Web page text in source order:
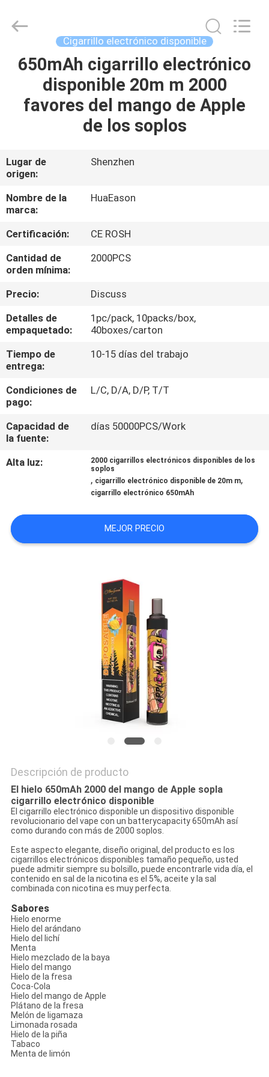
HOGAR
PRODUCTOS
SOBRE
NOSOTROS
VIAJE
DE
LA
FÁBRICA
CONTROL
DE
CALIDAD
UNA
CITA
Proveedor.
Reserved.
Developed
Cigarrillo electrónico disponible
650mAh cigarrillo electrónico
disponible 20m m 2000
favores del mango de Apple
de los soplos
Lugar de
origen:
Shenzhen
Nombre de la
marca:
HuaEason
Certificación:
CE ROSH
Cantidad de
orden mínima:
2000PCS
Precio:
Discuss
Detalles de
empaquetado:
1pc/pack, 10packs/box,
40boxes/carton
Tiempo de
entrega:
10-15 días del trabajo
Condiciones de
pago:
L/C, D/A, D/P, T/T
Capacidad de
la fuente:
días 50000PCS/Work
Alta luz:
2000 cigarrillos electrónicos disponibles de los
soplos
, cigarrillo electrónico disponible de 20m m,
cigarrillo electrónico 650mAh
MEJOR PRECIO
Descripción de producto
El hielo 650mAh 2000 del mango de Apple sopla
cigarrillo electrónico disponible
El cigarrillo electrónico disponible un dispositivo disponible
revolucionario del vape con un batterycapacity 650mAh así
como durando con más de 2000 soplos.
Este aspecto elegante, diseño original, del producto es los
cigarrillos electrónicos disponibles tamaño pequeño, usted
puede admitir siempre su bolsillo, puede encontrarle vida día, el
contenido en sal de la nicotina es el 5%, aceite y la sal
combinada con nicotina es muy perfecta.
Sabores
Hielo enorme
Hielo del arándano
Hielo del lichí
Menta
Hielo mezclado de la baya
Hielo del mango
Hielo de la fresa
Coca-Cola
Hielo del mango de Apple
Plátano de la fresa
Melón de ligamaza
Limonada rosada
Hielo de la piña
Tabaco
Menta de limón